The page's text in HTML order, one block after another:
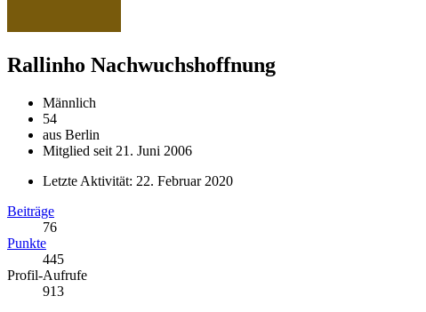
Rallinho Nachwuchshoffnung
Männlich
54
aus Berlin
Mitglied seit 21. Juni 2006
Letzte Aktivität: 22. Februar 2020
Beiträge
76
Punkte
445
Profil-Aufrufe
913